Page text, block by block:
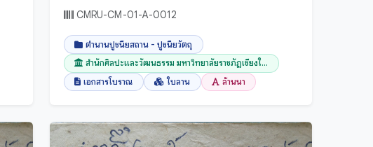
CMRU-CM-01-A-0012
ตำนานปูชนียสถาน - ปูชนียวัตถุ
สำนักศิลปะและวัฒนธรรม มหาวิทยาลัยราชภัฏเชียงใ...
เอกสารโบราณ
ใบลาน ล้านนา